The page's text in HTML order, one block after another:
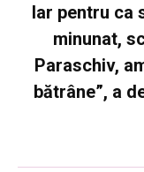
Iar pentru ca
minunat,
Paraschiv,
bătrâne”, a